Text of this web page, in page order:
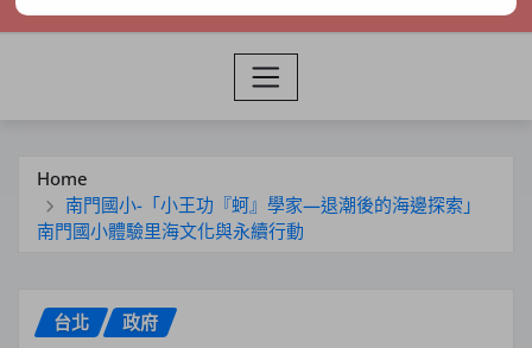
Home
南門國小-「小王功『蚵』學家—退潮後的海邊探索」
南門國小體驗里海文化與永續行動
台北 政府